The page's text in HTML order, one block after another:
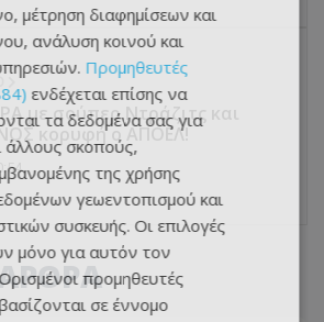
με σούπερ Ντράζιτς και
κορυφή ο ΑΠΟΕΛ!
ΑΡΘΡΑ
μέτρηση διαφημίσεων και
ανάλυση κοινού και
Προμηθευτές
ενδέχεται επίσης να
τα δεδομένα σας για
άλλους σκοπούς,
της χρήσης
γεωεντοπισμού και
συσκευής. Οι επιλογές
μόνο για αυτόν τον
προμηθευτές
σε έννομο